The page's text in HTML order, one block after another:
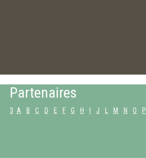
Partenaires
3 A B C D E F G H J M N O P